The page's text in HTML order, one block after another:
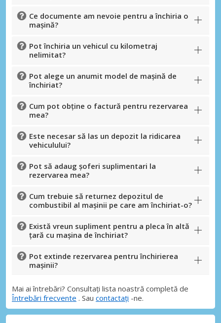
Ce documente am nevoie pentru a închiria o
mașină?
Pot închiria un vehicul cu kilometraj
nelimitat?
Pot alege un anumit model de mașină de
închiriat?
Cum pot obține o factură pentru rezervarea
mea?
Este necesar să las un depozit la ridicarea
vehiculului?
Pot să adaug șoferi suplimentari la
rezervarea mea?
Cum trebuie să returnez depozitul de
combustibil al mașinii pe care am închiriat-o?
Există vreun supliment pentru a pleca în altă
țară cu mașina de închiriat?
Pot extinde rezervarea pentru închirierea
mașinii?
Mai ai întrebări? Consultați lista noastră completă de
Întrebări frecvente . Sau contactați -ne.